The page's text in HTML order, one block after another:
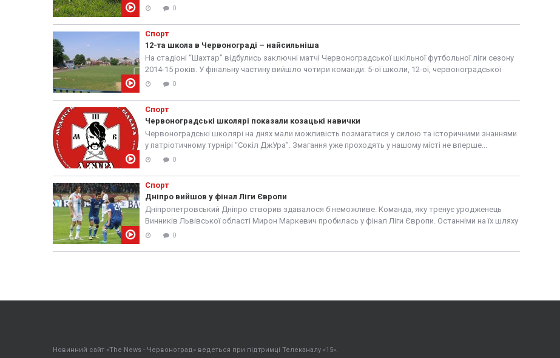
став "Телеканал 15". У...
0
Спорт
12-та школа в Червонограді – найсильніша
На стадіоні “Шахтар” відбулись заключні матчі Червоноградської шкільної футбольної ліги сезону
2014-15 років. У фінальну частину вийшло чотири команди: 5-ої школи, 12-ої, червоноградської
гімназії та...
0
Спорт
Червоноградські школярі показали козацькі навички
Червоноградські школярі на днях мали можливість позмагатися у силою та історичними знаннями
у патріотичному турнірі “Сокіл ДжУра”. Змагання уже проходять у нашому місті не вперше...
0
Спорт
Дніпро вийшов у фінал Ліги Європи
Дніпропетровський Дніпро створив здавалося б неможливе. Команда, яку тренує уродженець
Винників Львівської області Мирон Маркевич пробилась у фінал Ліги Європи. Останніми на їх шляху
стало... 0
Новинний сайт «The News - Червоноград» ведеться при підтримці Телеканалу «15».